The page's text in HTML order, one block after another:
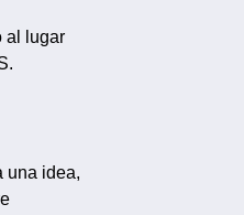
al lugar
una idea,